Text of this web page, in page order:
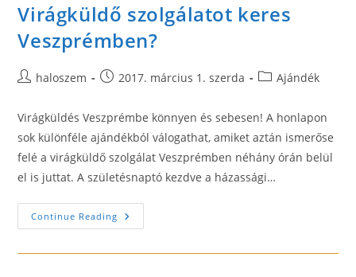
Virágküldő szolgálatot keres
Veszprémben?
Posthaloszem
Post2017. március 1. szerda
PostAjándék
Virágküldés Veszprémbe könnyen és sebesen! A honlapon
sok különféle ajándékból válogathat, amiket aztán ismerőse
felé a virágküldő szolgálat Veszprémben néhány órán belül
el is juttat. A születésnaptó kezdve a házassági…
Continue Reading Virágküldő
Szolgálatot
Veszprémben?